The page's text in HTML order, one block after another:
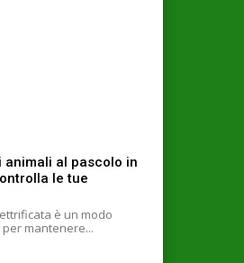
animali al pascolo in
le tue
è un modo
mantenere...